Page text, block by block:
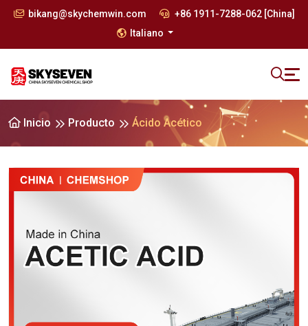
bikang@skychemwin.com
+86 1911-7288-062 [China]
Italiano
Inicio Producto Ácido Acético